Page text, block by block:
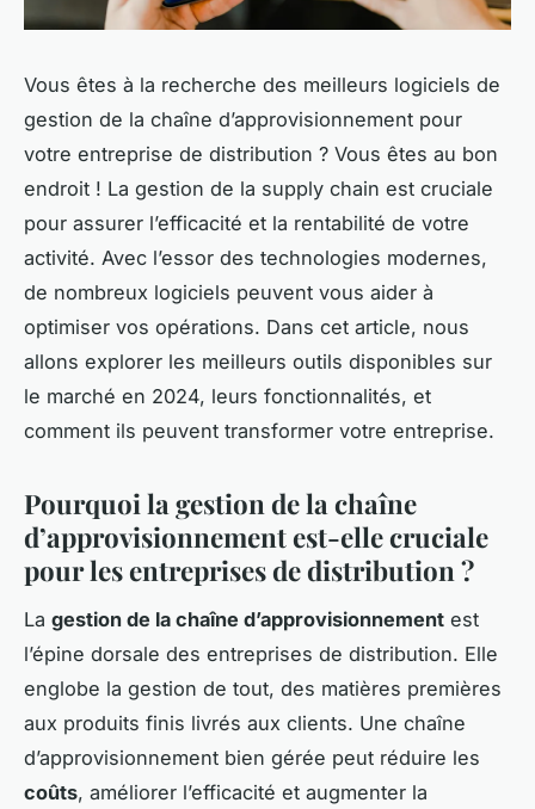
Vous êtes à la recherche des meilleurs logiciels de
gestion de la chaîne d’approvisionnement pour
votre entreprise de distribution ? Vous êtes au bon
endroit ! La gestion de la supply chain est cruciale
pour assurer l’efficacité et la rentabilité de votre
activité. Avec l’essor des technologies modernes,
de nombreux logiciels peuvent vous aider à
optimiser vos opérations. Dans cet article, nous
allons explorer les meilleurs outils disponibles sur
le marché en 2024, leurs fonctionnalités, et
comment ils peuvent transformer votre entreprise.
Pourquoi la gestion de la chaîne
d’approvisionnement est-elle cruciale
pour les entreprises de distribution ?
La gestion de la chaîne d’approvisionnement est
l’épine dorsale des entreprises de distribution. Elle
englobe la gestion de tout, des matières premières
aux produits finis livrés aux clients. Une chaîne
d’approvisionnement bien gérée peut réduire les
coûts, améliorer l’efficacité et augmenter la